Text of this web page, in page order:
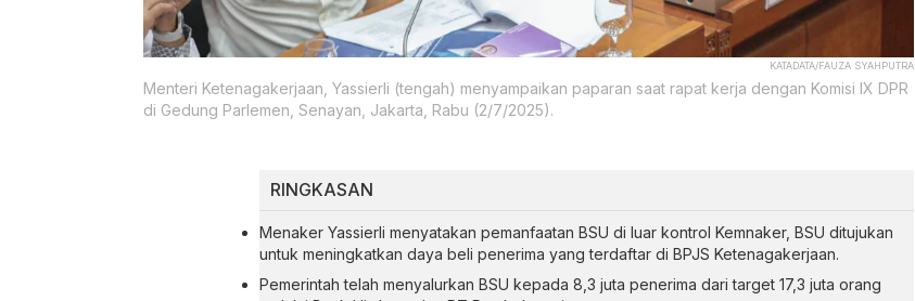
KATADATA/FAUZA SYAHPUTRA
Menteri Ketenagakerjaan, Yassierli (tengah) menyampaikan paparan saat rapat kerja dengan Komisi IX DPR
di Gedung Parlemen, Senayan, Jakarta, Rabu (2/7/2025).
RINGKASAN
Menaker Yassierli menyatakan pemanfaatan BSU di luar kontrol Kemnaker, BSU ditujukan
untuk meningkatkan daya beli penerima yang terdaftar di BPJS Ketenagakerjaan.
Pemerintah telah menyalurkan BSU kepada 8,3 juta penerima dari target 17,3 juta orang